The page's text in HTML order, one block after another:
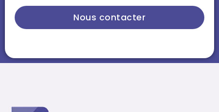
Nous contacter